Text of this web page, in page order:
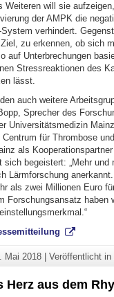
Weiteren will sie
der AMPK die
verhindert.
zu erkennen, ob sich
auf Unterbrechungen
Stressreaktionen des
lässt.
auch weitere
Sprecher des
Universitätsmedizin
für Thrombose
als
sich begeistert: „Mehr und
Lärmforschung
als zwei Millionen Euro
Forschungsansatz haben
Mai 2018| Veröffentlicht in
Herz aus dem